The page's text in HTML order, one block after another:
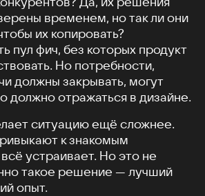
временем, но так ли они
их копировать?
пул фич, без которых продукт
Но потребности,
должны закрывать, могут
должно отражаться в дизайне.
ситуацию ещё сложнее.
к знакомым
устраивает. Но это не
такое решение — лучший
опыт.